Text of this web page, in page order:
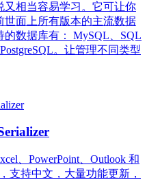
相当容易学习。它可让你
世面上所有版本的主流数据
数据库有： MySQL、SQL
。让管理不同类型
、PowerPoint、Outlook 和
支持中文，大量功能更新，